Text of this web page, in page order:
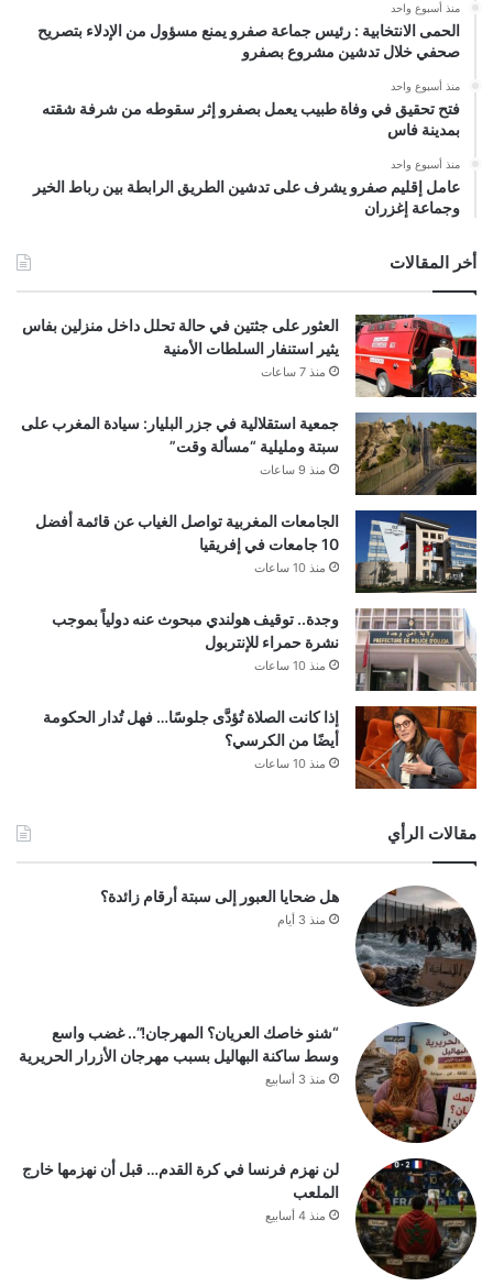
منذ أسبوع واحد
الحمى الانتخابية : رئيس جماعة صفرو يمنع مسؤول من الإدلاء بتصريح
صحفي خلال تدشين مشروع بصفرو
منذ أسبوع واحد
فتح تحقيق في وفاة طبيب يعمل بصفرو إثر سقوطه من شرفة شقته
بمدينة فاس
منذ أسبوع واحد
عامل إقليم صفرو يشرف على تدشين الطريق الرابطة بين رباط الخير
وجماعة إغزران
أخر المقالات
العثور على جثتين في حالة تحلل داخل منزلين بفاس
يثير استنفار السلطات الأمنية
منذ 7 ساعات
جمعية استقلالية في جزر البليار: سيادة المغرب على
سبتة ومليلية “مسألة وقت”
منذ 9 ساعات
الجامعات المغربية تواصل الغياب عن قائمة أفضل
10 جامعات في إفريقيا
منذ 10 ساعات
وجدة.. توقيف هولندي مبحوث عنه دولياً بموجب
نشرة حمراء للإنتربول
منذ 10 ساعات
إذا كانت الصلاة تُؤدَّى جلوسًا… فهل تُدار الحكومة
أيضًا من الكرسي؟
منذ 10 ساعات
مقالات الرأي
هل ضحايا العبور إلى سبتة أرقام زائدة؟
منذ 3 أيام
“شنو خاصك العريان؟ المهرجان!”.. غضب واسع
وسط ساكنة البهاليل بسبب مهرجان الأزرار الحريرية
منذ 3 أسابيع
لن نهزم فرنسا في كرة القدم… قبل أن نهزمها خارج
الملعب
منذ 4 أسابيع